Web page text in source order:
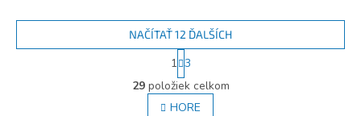
O
v
l
NAČÍTAŤ 12 ĎALŠÍCH
S
t
r
á
n
1 3
29položiek celkom
HORE